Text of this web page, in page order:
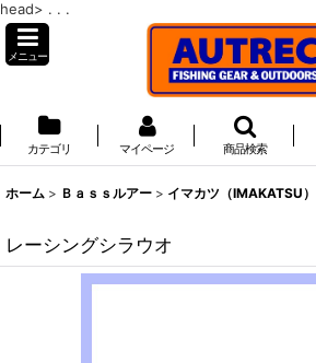
head> . . .
メニュー
カテゴリ マイページ 商品検索
ホーム > Ｂａｓｓルアー > イマカツ（IMAKATSU）
レーシングシラウオ